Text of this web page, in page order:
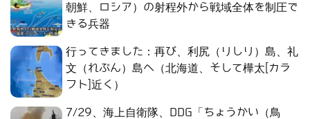
朝鮮、ロシア）の射程外から戦域全体を制圧で
きる兵器
行ってきました：再び、利尻（りしり）島、礼
文（れぶん）島へ（北海道、そして樺太[カラ
フト]近く）
7/29、海上自衛隊、DDG「ちょうかい（鳥